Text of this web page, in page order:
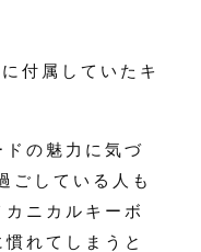
付属していたキ
の魅力に気づ
ごしている人も
ニカルキーボ
れてしまうと